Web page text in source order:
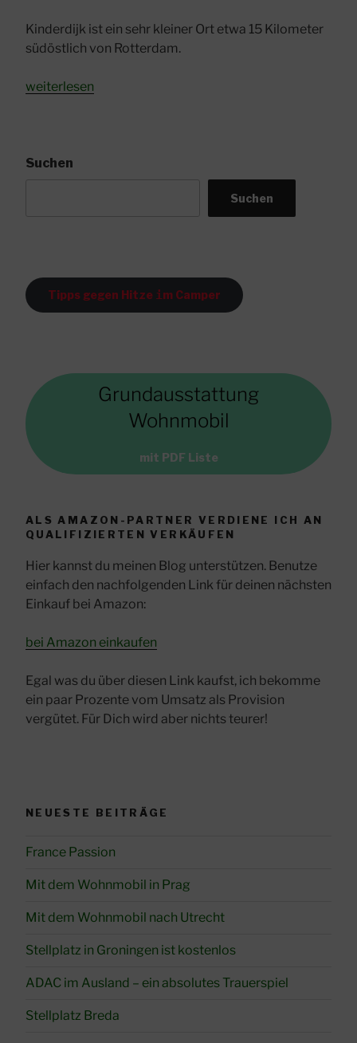
Kinderdijk ist ein sehr kleiner Ort etwa 15 Kilometer
südöstlich von Rotterdam.
„Weltkulturerbe
Umweg
weiterlesen
Suchen
Suchen
Tipps gegen Hitze im Camper
Grundausstattung
Wohnmobil
mit PDF Liste
ALS AMAZON-PARTNER VERDIENE ICH AN
QUALIFIZIERTEN VERKÄUFEN
Hier kannst du meinen Blog unterstützen. Benutze
einfach den nachfolgenden Link für deinen nächsten
Einkauf bei Amazon:
bei Amazon einkaufen
Egal was du über diesen Link kaufst, ich bekomme
ein paar Prozente vom Umsatz als Provision
vergütet. Für Dich wird aber nichts teurer!
NEUESTE BEITRÄGE
France Passion
Mit dem Wohnmobil in Prag
Mit dem Wohnmobil nach Utrecht
Stellplatz in Groningen ist kostenlos
ADAC im Ausland – ein absolutes Trauerspiel
Stellplatz Breda